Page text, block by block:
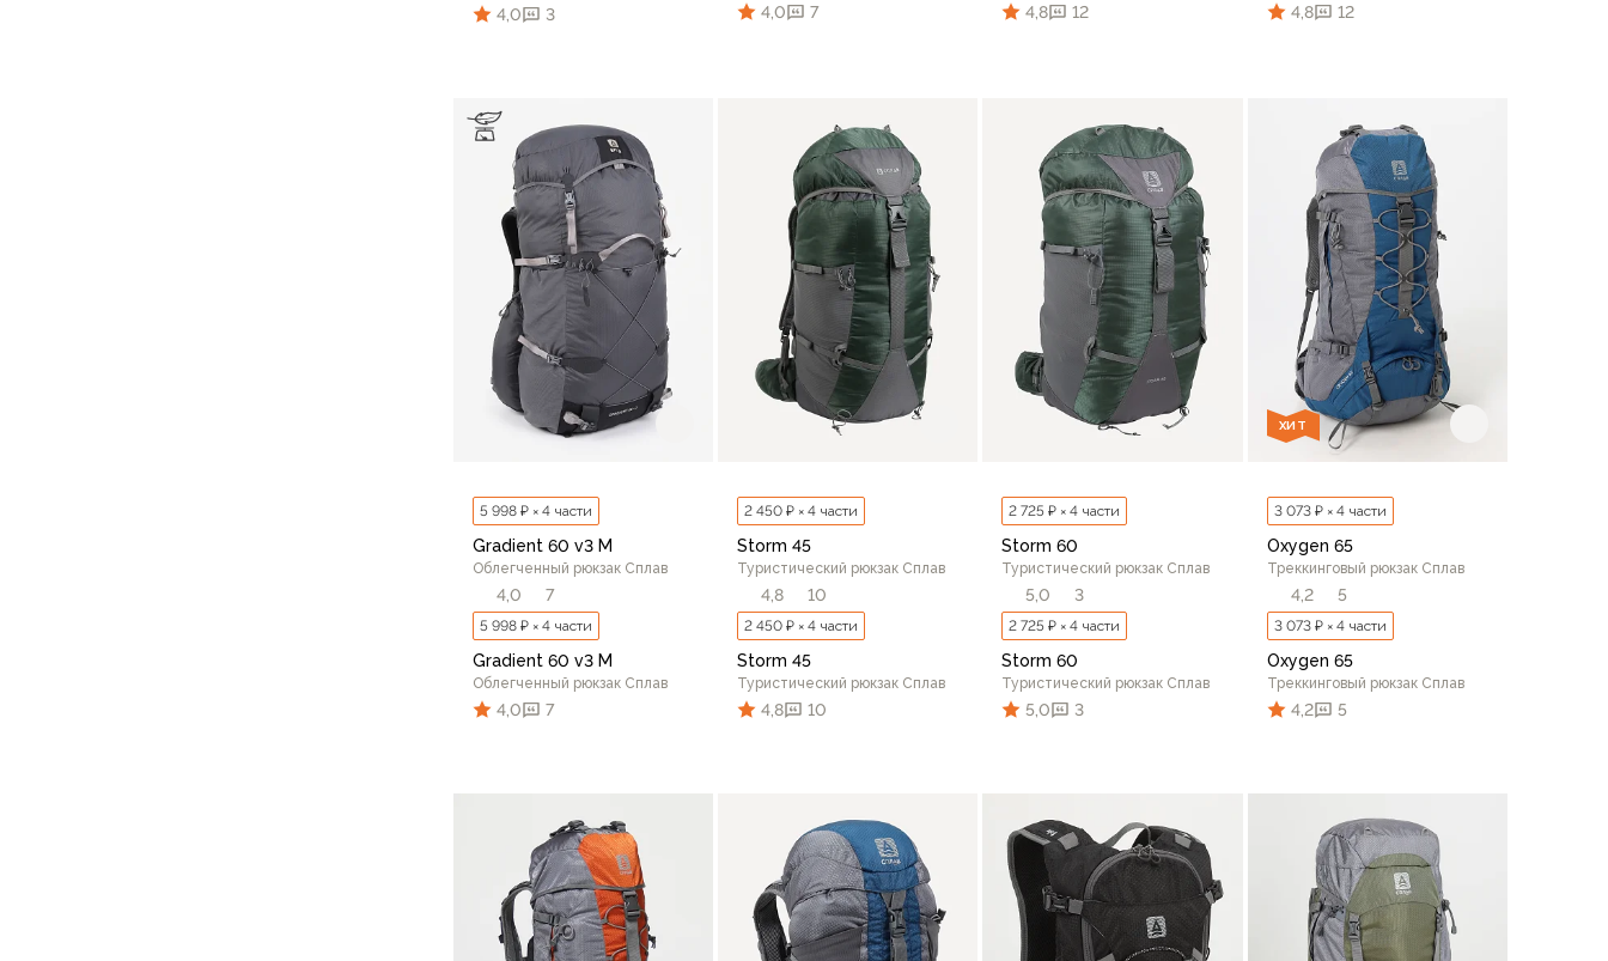
4,0
3
В корзину
4,0 7
В корзину
4,8 12
В корзину
4,8 12
В корзину
5 998 ₽ × 4 части
Gradient 60 v3 M
Облегченный рюкзак Сплав
4,0 7
5 998 ₽ × 4 части
Gradient 60 v3 M
Облегченный рюкзак Сплав
4,0 7
В корзину
2 450 ₽ × 4 части
Storm 45
Туристический рюкзак Сплав
4,8 10
2 450 ₽ × 4 части
Storm 45
Туристический рюкзак Сплав
4,8 10
В корзину
2 725 ₽ × 4 части
Storm 60
Туристический рюкзак Сплав
5,0 3
2 725 ₽ × 4 части
Storm 60
Туристический рюкзак Сплав
5,0 3
В корзину
ХИТ
3 073 ₽ × 4 части
Oxygen 65
Треккинговый рюкзак Сплав
4,2 5
3 073 ₽ × 4 части
Oxygen 65
Треккинговый рюкзак Сплав
4,2 5
В корзину